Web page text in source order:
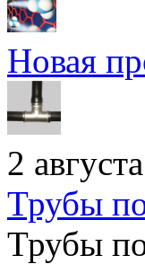
Новая
2
Трубы
Трубы